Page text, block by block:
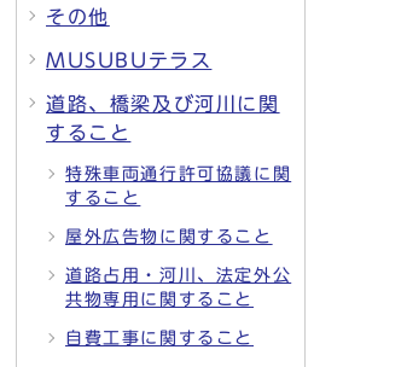
その他
MUSUBUテラス
道路、橋梁及び河川に関
すること
特殊車両通行許可協議に関
すること
屋外広告物に関すること
道路占用・河川、法定外公
共物専用に関すること
自費工事に関すること